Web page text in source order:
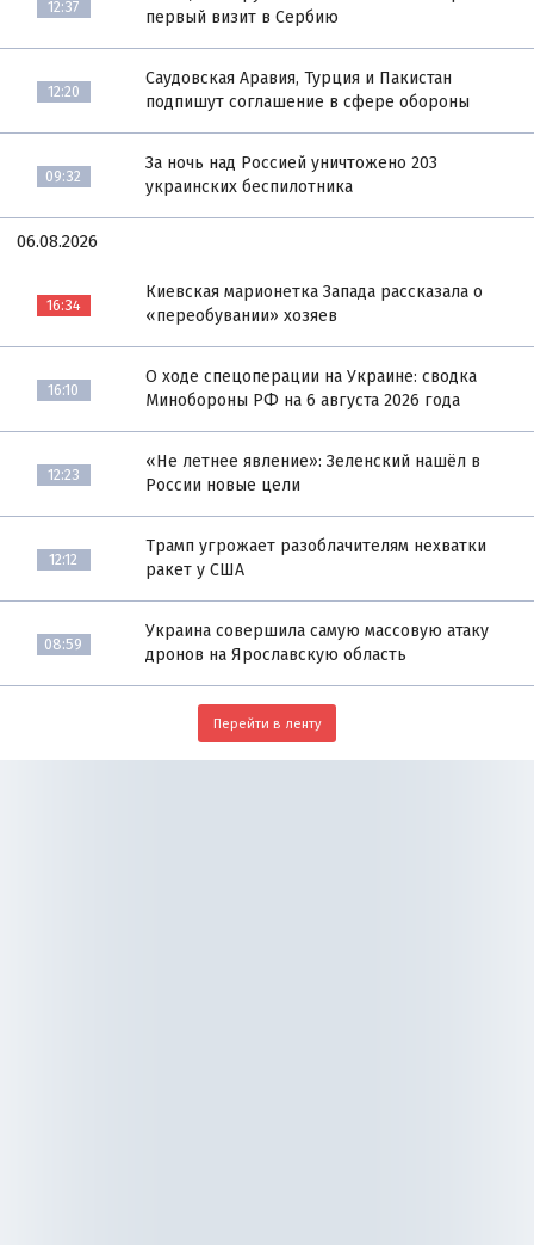
12:37
первый визит в Сербию
12:20
Саудовская Аравия, Турция и Пакистан
подпишут соглашение в сфере обороны
09:32
За ночь над Россией уничтожено 203
украинских беспилотника
06.08.2026
16:34
Киевская марионетка Запада рассказала о
«переобувании» хозяев
16:10
О ходе спецоперации на Украине: сводка
Минобороны РФ на 6 августа 2026 года
12:23
«Не летнее явление»: Зеленский нашёл в
России новые цели
12:12
Трамп угрожает разоблачителям нехватки
ракет у США
08:59
Украина совершила самую массовую атаку
дронов на Ярославскую область
Перейти в ленту